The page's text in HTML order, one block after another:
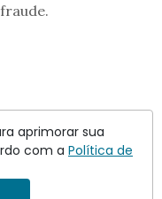
aprimorar sua
com a Política de